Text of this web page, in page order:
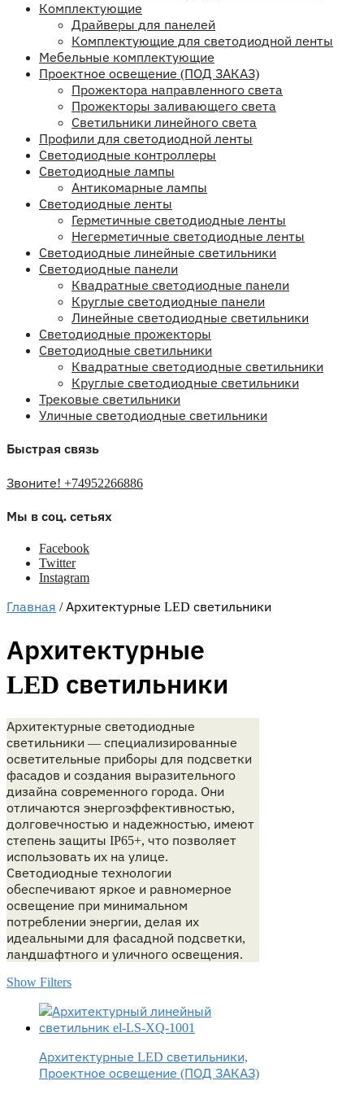
Комплектующие
Драйверы для панелей
Комплектующие для светодиодной ленты
Мебельные комплектующие
Проектное освещение (ПОД ЗАКАЗ)
Прожектора направленного света
Прожекторы заливающего света
Светильники линейного света
Профили для светодиодной ленты
Светодиодные контроллеры
Светодиодные лампы
Антикомарные лампы
Светодиодные ленты
Гермeтичные светодиодные ленты
Негерметичные светодиодные ленты
Светодиодные линейные светильники
Светодиодные панели
Квадратные светодиодные панели
Круглые светодиодные панели
Линейные светодиодные светильники
Светодиодные прожекторы
Светодиодные светильники
Квадратные светодиодные светильники
Круглые светодиодные светильники
Трековые светильники
Уличные светодиодные светильники
Быстрая связь
Звоните! +74952266886
Мы в соц. сетьях
Facebook
Twitter
Instagram
Главная /Архитектурные LED светильники
Архитектурные
LED светильники
Архитектурные светодиодные
светильники — специализированные
осветительные приборы для подсветки
фасадов и создания выразительного
дизайна современного города. Они
отличаются энергоэффективностью,
долговечностью и надежностью, имеют
степень защиты IP65+, что позволяет
использовать их на улице.
Светодиодные технологии
обеспечивают яркое и равномерное
освещение при минимальном
потреблении энергии, делая их
идеальными для фасадной подсветки,
ландшафтного и уличного освещения.​
Show Filters
Архитектурные LED светильники,
Проектное освещение (ПОД ЗАКАЗ)